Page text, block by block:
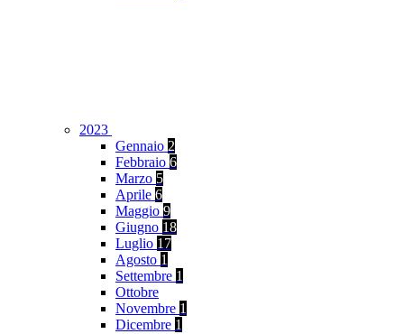
2023
Gennaio 2
Febbraio 6
Marzo 5
Aprile 6
Maggio 9
Giugno 18
Luglio 17
Agosto 1
Settembre 1
Ottobre
Novembre 1
Dicembre 1